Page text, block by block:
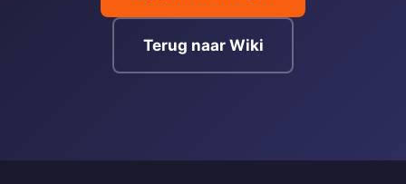
Terug naar Wiki